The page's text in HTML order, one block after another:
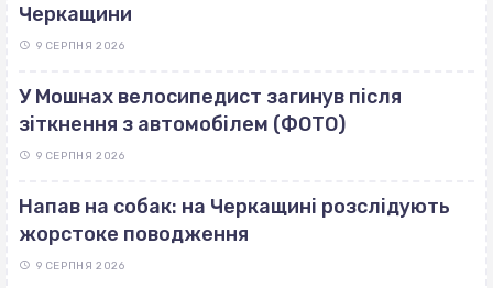
Черкащини
9 СЕРПНЯ 2026
У Мошнах велосипедист загинув після
зіткнення з автомобілем (ФОТО)
9 СЕРПНЯ 2026
Напав на собак: на Черкащині розслідують
жорстоке поводження
9 СЕРПНЯ 2026